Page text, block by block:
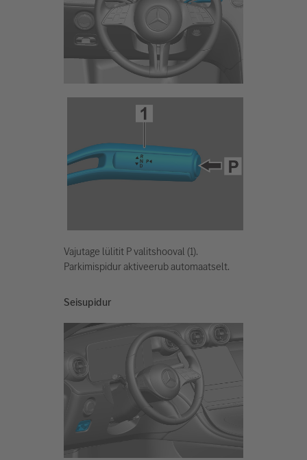
Vajutage lülitit P valitshooval (1).
Parkimispidur aktiveerub automaatselt.
Seisupidur